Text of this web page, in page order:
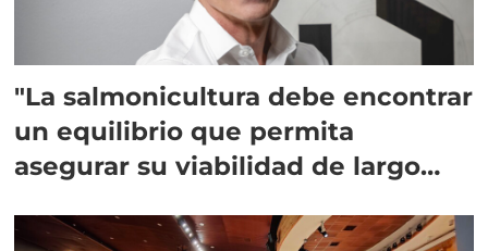
"La salmonicultura debe encontrar
un equilibrio que permita
asegurar su viabilidad de largo